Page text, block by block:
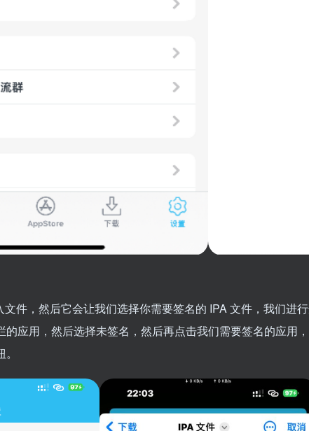
件，然后它会让我们选择你需要签名的 IPA 文件，我们进
的应用，然后选择未签名，然后再点击我们需要签名的应用